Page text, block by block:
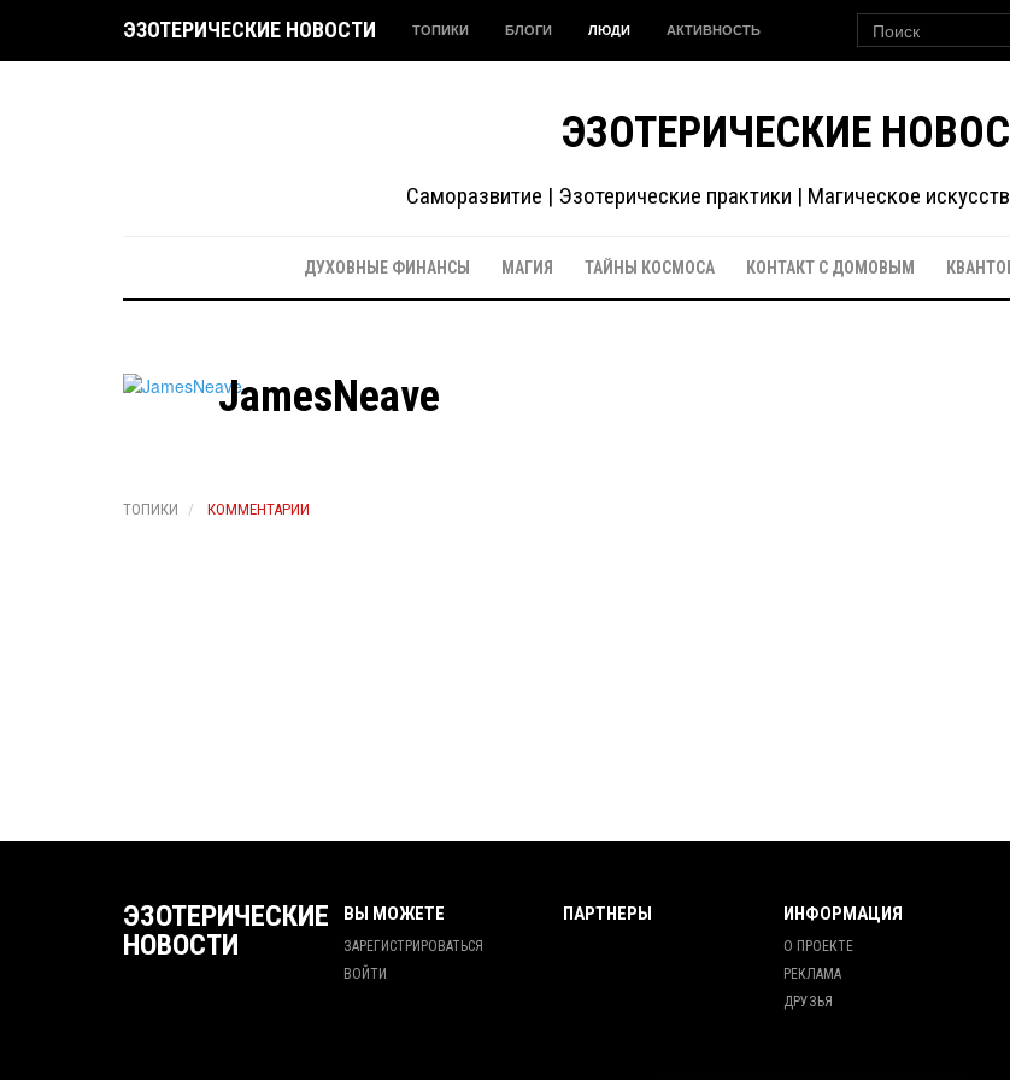
ЭЗОТЕРИЧЕСКИЕ НОВОСТИ ТОПИКИ БЛОГИ ЛЮДИ АКТИВНОСТЬ
ЭЗОТЕРИЧЕСКИЕ
Саморазвитие | Эзотерические практики | Магическое
ДУХОВНЫЕ ФИНАНСЫ МАГИЯ ТАЙНЫ КОСМОСА КОНТАКТ С ДОМОВЫМ
JamesNeave
ТОПИКИ КОММЕНТАРИИ
ЭЗОТЕРИЧЕСКИЕ
НОВОСТИ
ВЫ МОЖЕТЕ
ЗАРЕГИСТРИРОВАТЬСЯ
ВОЙТИ
ПАРТНЕРЫ ИНФОРМАЦИЯ
О ПРОЕКТЕ
РЕКЛАМА
ДРУЗЬЯ